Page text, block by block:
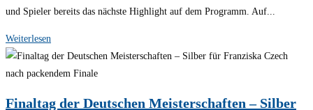
und Spieler bereits das nächste Highlight auf dem Programm. Auf...
Weiterlesen
Finaltag der Deutschen Meisterschaften – Silber